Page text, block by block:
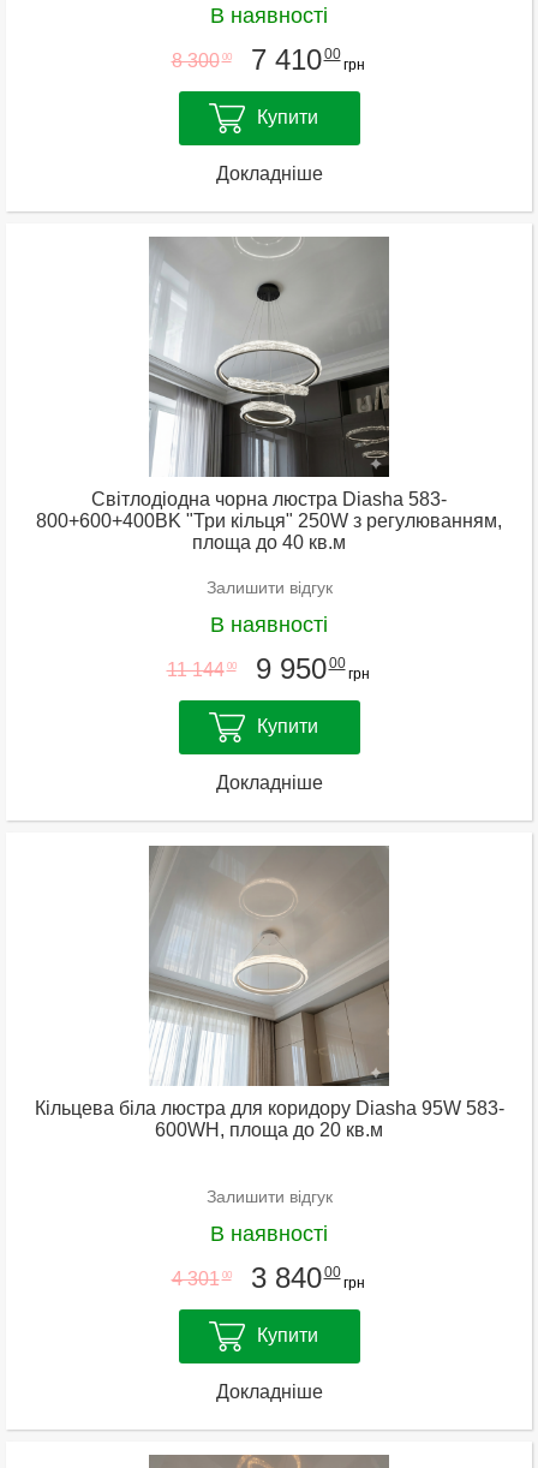
В наявності
8 300 00 7 41000
грн
Купити
Докладніше
Світлодіодна чорна люстра Diasha 583-
800+600+400BK "Три кільця" 250W з регулюванням,
площа до 40 кв.м
Залишити відгук
В наявності
11 144 00 9 95000
грн
Купити
Докладніше
Кільцева біла люстра для коридору Diasha 95W 583-
600WH, площа до 20 кв.м
Залишити відгук
В наявності
4 301 00 3 84000
грн
Купити
Докладніше